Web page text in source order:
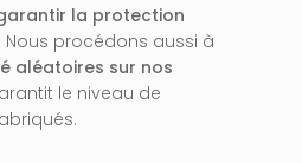
PANIER EST VIDE.
la protection
. Nous procédons aussi à
aléatoires sur nos
le niveau de